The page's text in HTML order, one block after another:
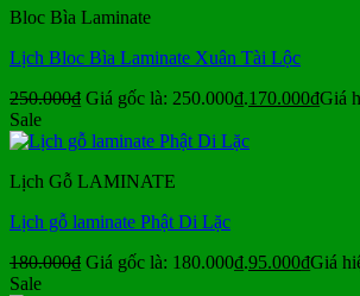
Bloc Bìa Laminate
Lịch Bloc Bìa Laminate Xuân Tài Lộc
250.000₫ Giá gốc là: 250.000₫.170.000₫Giá
Sale
Lịch Gỗ LAMINATE
Lịch gỗ laminate Phật Di Lặc
180.000₫ Giá gốc là: 180.000₫.95.000₫Giá
Sale